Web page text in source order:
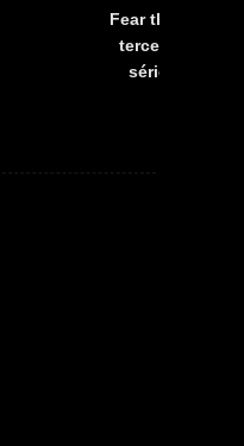
Fear the
terceira
série já tem